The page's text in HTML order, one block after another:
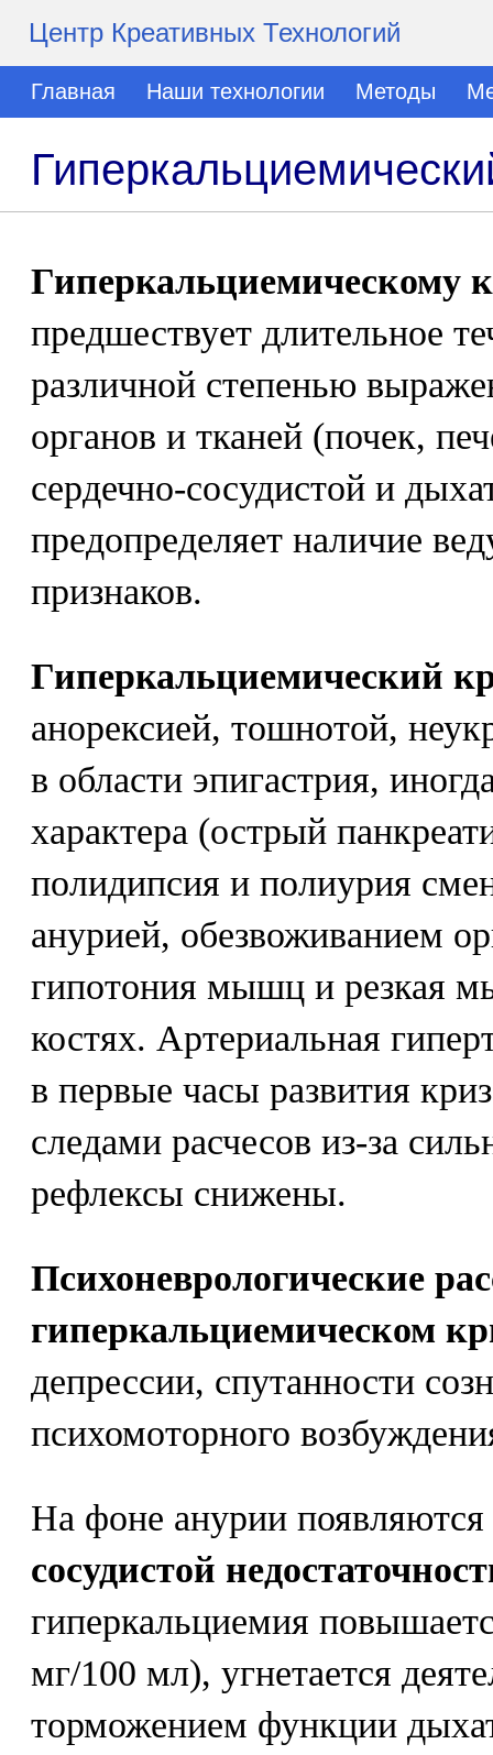
Центр Креативных Технологий
Главная Наши технологии Методы
Гиперкальциемическому
предшествует длительное
различной степенью
органов и тканей (почек,
сердечно-сосудистой и
предопределяет наличие
признаков.
Гиперкальциемический
анорексией, тошнотой,
в области эпигастрия,
характера (острый
полидипсия и полиурия
анурией, обезвоживанием
гипотония мышц и резкая
костях. Артериальная
в первые часы развития
следами расчесов из-за
рефлексы снижены.
Психоневрологические
гиперкальциемическом
депрессии, спутанности
психомоторного
На фоне анурии появляются
сосудистой
гиперкальциемия
мг/100 мл), угнетается
торможением функции